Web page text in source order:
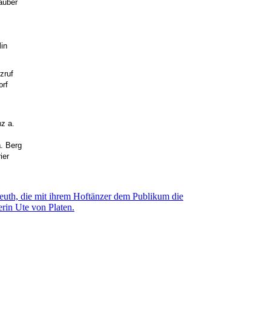
a.
Berg
die mit ihrem Hoftänzer dem Publikum die
Ute von Platen.